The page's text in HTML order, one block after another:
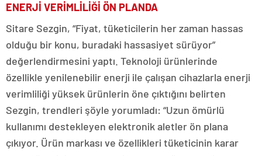
ENERJİ VERİMLİLİĞİ ÖN PLANDA
Sitare Sezgin, “Fiyat, tüketicilerin her zaman hassas
olduğu bir konu, buradaki hassasiyet sürüyor”
değerlendirmesini yaptı. Teknoloji ürünlerinde
özellikle yenilenebilir enerji ile çalışan cihazlarla enerji
verimliliği yüksek ürünlerin öne çıktığını belirten
Sezgin, trendleri şöyle yorumladı: “Uzun ömürlü
kullanımı destekleyen elektronik aletler ön plana
çıkıyor. Ürün markası ve özellikleri tüketicinin karar